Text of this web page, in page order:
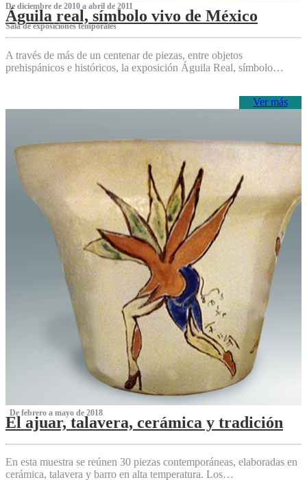
De diciembre de 2010 a abril de 2011
Águila real, símbolo vivo de México
Sala de exposiciones temporales
A través de más de un centenar de piezas, entre objetos
prehispánicos e históricos, la exposición Águila Real, símbolo…
Ver más
‌ De febrero a mayo de 2018
El ajuar, talavera, cerámica y tradición
‌
En esta muestra se reúnen 30 piezas contemporáneas, elaboradas en
cerámica, talavera y barro en alta temperatura. Los…